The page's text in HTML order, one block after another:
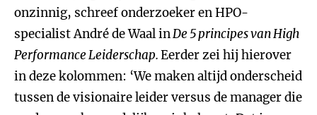
onzinnig, schreef onderzoeker en HPO-
specialist André de Waal inDe 5 principes van High
Performance Leiderschap.Eerder zei hij hierover
in deze kolommen: ‘We maken altijd onderscheid
tussen de visionaire leider versus de manager die